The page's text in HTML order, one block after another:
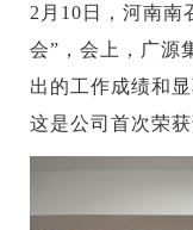
2月10日，河南南
会”，会上，广源
出的工作成绩和
这是公司首次荣获